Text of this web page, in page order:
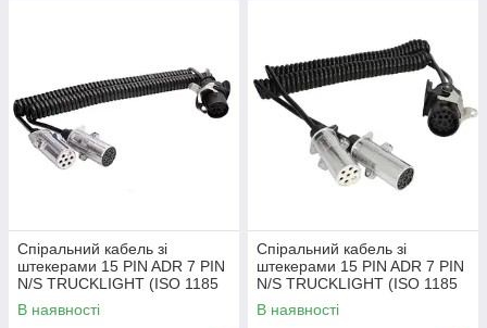
Спіральний кабель зі
штекерами 15 PIN ADR 7 PIN
N/S TRUCKLIGHT (ISO 1185
ISO 3731 ISO 12098) 4,5 м
метал
В наявності
Спіральний кабель зі
штекерами 15 PIN ADR 7 PIN
N/S TRUCKLIGHT (ISO 1185
ISO 3731 ISO 12098) EURO6
метал
В наявності